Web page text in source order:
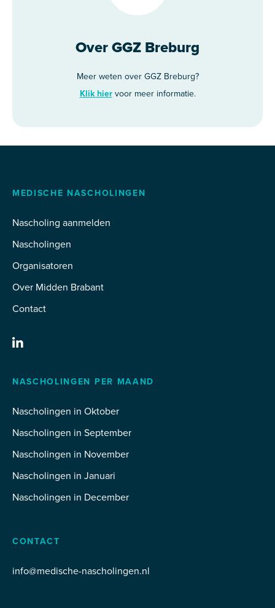
Over GGZ Breburg
Meer weten over GGZ Breburg?
Klik hiervoor meer informatie.
MEDISCHE NASCHOLINGEN
Nascholing aanmelden
Nascholingen
Organisatoren
Over Midden Brabant
Contact
NASCHOLINGEN PER MAAND
Nascholingen in Oktober
Nascholingen in September
Nascholingen in November
Nascholingen in Januari
Nascholingen in December
CONTACT
info@medische-nascholingen.nl